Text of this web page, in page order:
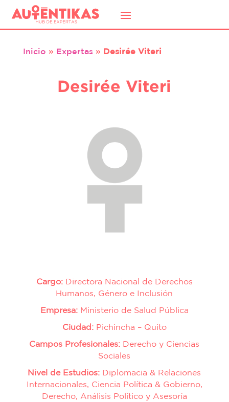
Inicio » Expertas» Desirée Viteri
Desirée Viteri
Cargo: Directora Nacional de Derechos
Humanos, Género e Inclusión
Empresa: Ministerio de Salud Pública
Ciudad: Pichincha – Quito
Campos Profesionales: Derecho y Ciencias
Sociales
Nivel de Estudios: Diplomacia & Relaciones
Internacionales, Ciencia Política & Gobierno,
Derecho, Análisis Político y Asesoría